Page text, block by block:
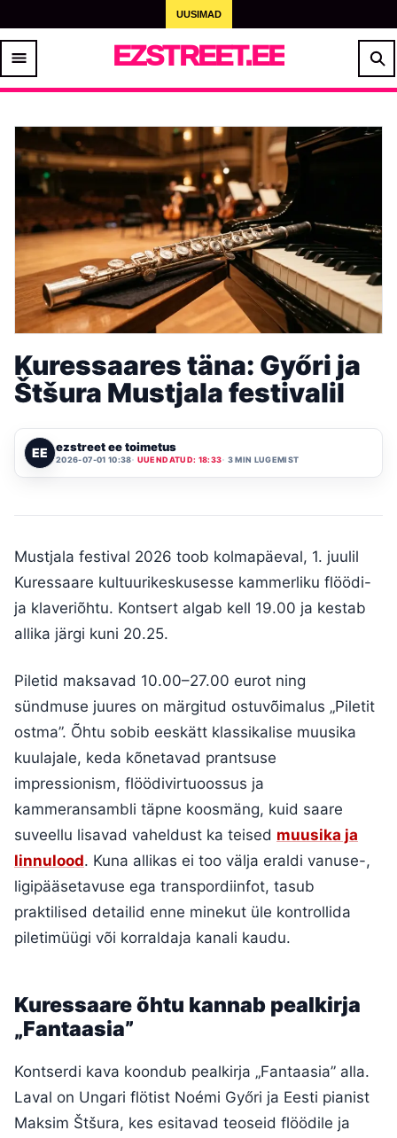
UUSIMAD
EZSTREET.EE
Kuressaares täna: Győri ja
Štšura Mustjala festivalil
EE ezstreet ee toimetus
2026-07-01 10:38 UUENDATUD: 18:33 3 MIN LUGEMIST
Mustjala festival 2026 toob kolmapäeval, 1. juulil
Kuressaare kultuurikeskusesse kammerliku flöödi-
ja klaveriõhtu. Kontsert algab kell 19.00 ja kestab
allika järgi kuni 20.25.
Piletid maksavad 10.00–27.00 eurot ning
sündmuse juures on märgitud ostuvõimalus „Piletit
ostma”. Õhtu sobib eeskätt klassikalise muusika
kuulajale, keda kõnetavad prantsuse
impressionism, flöödivirtuoossus ja
kammeransambli täpne koosmäng, kuid saare
suveellu lisavad vaheldust ka teised muusika ja
linnulood. Kuna allikas ei too välja eraldi vanuse-,
ligipääsetavuse ega transpordiinfot, tasub
praktilised detailid enne minekut üle kontrollida
piletimüügi või korraldaja kanali kaudu.
Kuressaare õhtu kannab pealkirja
„Fantaasia”
Kontserdi kava koondub pealkirja „Fantaasia” alla.
Laval on Ungari flötist Noémi Győri ja Eesti pianist
Maksim Štšura, kes esitavad teoseid flöödile ja